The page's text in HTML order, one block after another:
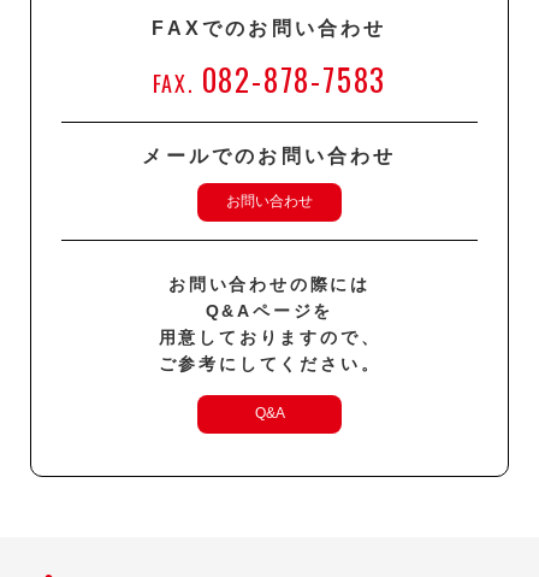
FAXでのお問い合わせ
FAX. 082-878-7583
メールでのお問い合わせ
お問い合わせ
お問い合わせの際には
Q&Aページを
用意しておりますので、
ご参考にしてください。
Q&A